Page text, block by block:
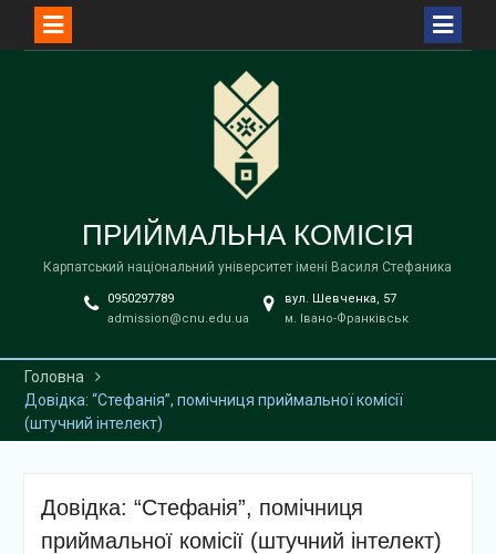
ПРИЙМАЛЬНА КОМІСІЯ
Карпатський національний університет імені Василя Стефаника
0950297789
admission@cnu.edu.ua
вул. Шевченка, 57
м. Івано-Франківськ
Головна
Довідка: “Стефанія”, помічниця приймальної комісії
(штучний інтелект)
Довідка: “Стефанія”, помічниця
приймальної комісії (штучний інтелект)